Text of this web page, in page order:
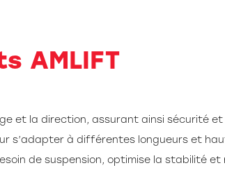
AMLIFT
et la direction, assurant ainsi sécurité et
s’adapter à différentes longueurs et
de suspension, optimise la stabilité